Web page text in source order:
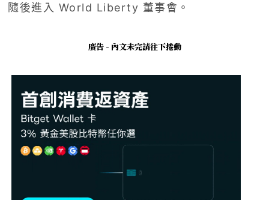
隨後進入 World Liberty 董事會。
廣告 - 內文未完請往下捲動